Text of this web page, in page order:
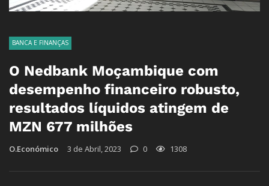
BANCA E FINANÇAS
O Nedbank Moçambique com
desempenho financeiro robusto,
resultados líquidos atingem de
MZN 677 milhões
O.Económico 3 de Abril, 2023 0 1308